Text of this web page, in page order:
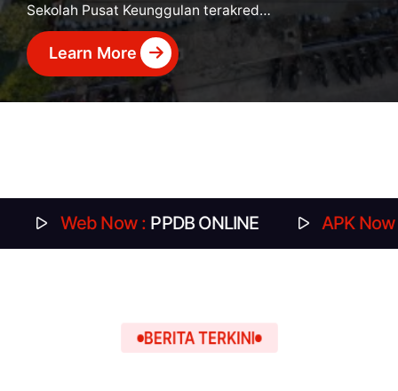
Sekolah Pusat Keunggulan terakreditasi A yang siap mencetak murid berprestasi dan siap kerja.
Learn More
Now : PPDB ONLINE APK Now :
BERITA TERKINI